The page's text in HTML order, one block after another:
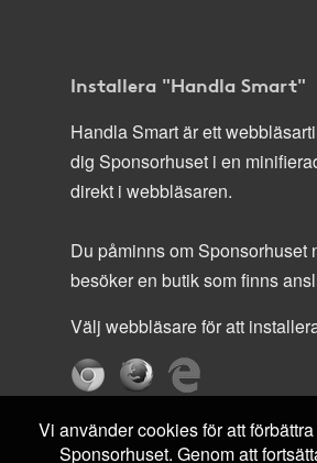
Installera "Handla Smart"
Handla Smart är ett
dig Sponsorhuset i en
direkt i webbläsaren.
Du påminns om Sponsorhuset
besöker en butik som finns
Välj webbläsare för att
Vi använder cookies för att
Sponsorhuset. Genom att